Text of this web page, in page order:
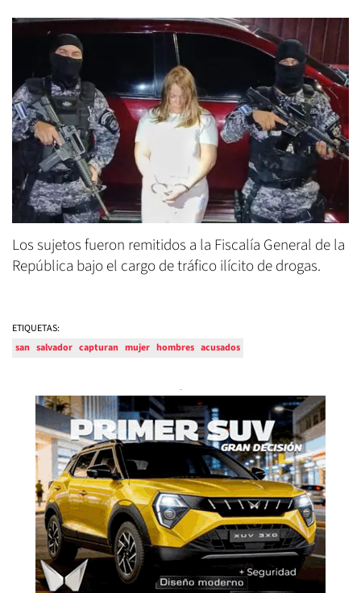
Los sujetos fueron remitidos a la Fiscalía General de la
República bajo el cargo de tráfico ilícito de drogas.
ETIQUETAS:
san salvador capturan mujer hombres acusados